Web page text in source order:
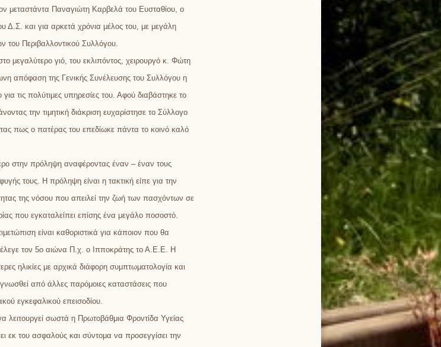
μεταστάντα Παναγιώτη Καρβελά του Ευσταθίου, ο
Δ.Σ. και για αρκετά χρόνια μέλος του, με μεγάλη
Περιβαλλοντικού Συλλόγου.
μεγαλύτερο γιό, του εκλιπόντος, χειρουργό κ. Φώτη
απόφαση της Γενικής Συνέλευσης του Συλλόγου η
για τις πολύτιμες υπηρεσίες του. Αφού διαβάστηκε το
την τιμητική διάκριση ευχαρίστησε το Σύλλογο
πως ο πατέρας του επεδίωκε πάντα το κοινό καλό
στην πρόληψη αναφέροντας έναν – έναν τους
τους. Η πρόληψη είναι η τακτική είπε για την
της νόσου που απειλεί την ζωή των πασχόντων σε
που εγκαταλείπει επίσης ένα μεγάλο ποσοστό.
είναι καθοριστικά για κάποιον που θα
τον 5ο αιώνα Π.χ. ο Ιπποκράτης το Α.Ε.Ε. Η
ηλικίες με αρχικά διάφορη συμπτωματολογία και
από άλλες παρόμοιες καταστάσεις που
εγκεφαλικού επεισοδίου.
σωστά η Πρωτοβάθμια Φροντίδα Υγείας
εκ του ασφαλούς και σύντομα να προσεγγίσει την